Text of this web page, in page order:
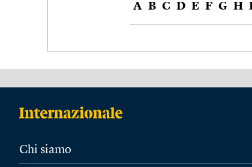
A B C D E F G H
Chi siamo